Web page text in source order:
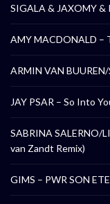
SIGALA & JAXOMY &
AMY MACDONALD –
ARMIN VAN
JAY PSAR – So Into
SABRINA SALERNO/
van Zandt Remix)
GIMS – PWR SON